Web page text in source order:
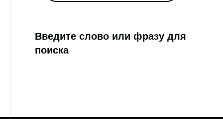
Введите слово или фразу для
поиска